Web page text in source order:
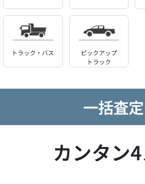
トラック・バス
ピックアップ
トラック
一括査
カンタン